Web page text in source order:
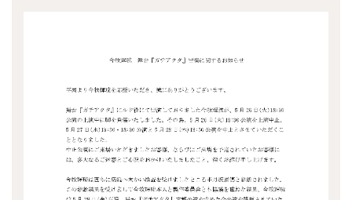
mitt management
Recruit